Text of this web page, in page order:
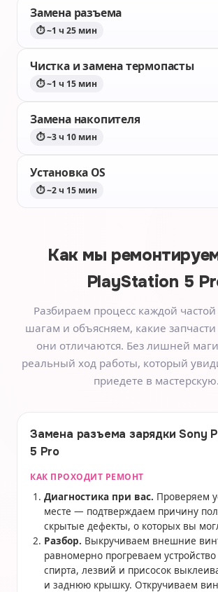
Замена разъема
⏱ ~1 ч 25 мин
Чистка и замена термопасты
⏱ ~1 ч 15 мин
Замена накопителя
⏱ ~3 ч 10 мин
Установка OS
⏱ ~2 ч 15 мин
Как мы
PlayStation 5
Разбираем процесс каждой
шагам и объясняем, какие
они отличаются. Без лишней
реальный ход работы, который
приедете в мастерскую.
Замена разъема зарядки Sony
5 Pro
КАК ПРОХОДИТ РЕМОНТ
Диагностика при вас. Проверяем
месте — подтверждаем причину
скрытые дефекты, о которых вы
Разбор. Выкручиваем внешние
равномерно прогреваем
спирта, лезвий и присосок
и заднюю крышку. Откручиваем